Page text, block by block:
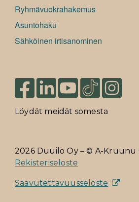
Ryhmävuokrahakemus
Asuntohaku
Sähköinen irtisanominen
Löydät meidät somesta
2026 Duuilo Oy – © A-Kruunu
Rekisteriseloste
Saavutettavuusseloste